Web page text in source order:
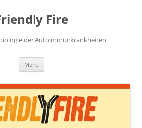
Fire
der Autoimmunkrankheiten
Menü